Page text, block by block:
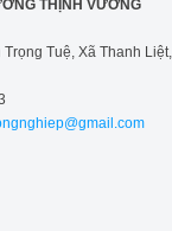
THỊNH VƯƠNG
Tuệ, Xã Thanh